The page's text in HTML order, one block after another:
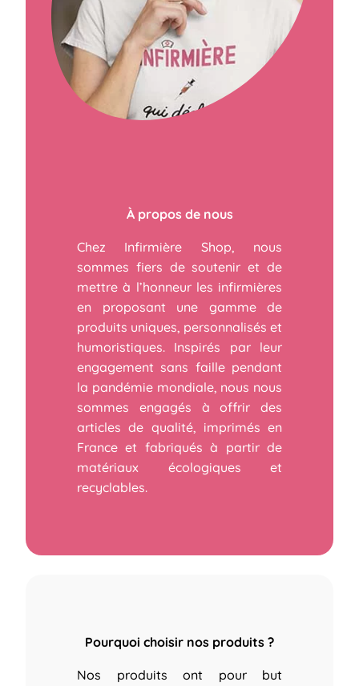
À propos de nous
Chez Infirmière Shop, nous
sommes fiers de soutenir et de
mettre à l’honneur les infirmières
en proposant une gamme de
produits uniques, personnalisés et
humoristiques. Inspirés par leur
engagement sans faille pendant
la pandémie mondiale, nous nous
sommes engagés à offrir des
articles de qualité, imprimés en
France et fabriqués à partir de
matériaux écologiques et
recyclables.
Pourquoi choisir nos produits ?
Nos produits ont pour but